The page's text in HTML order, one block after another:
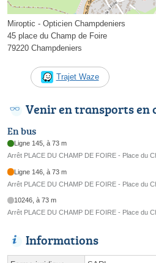
Miroptic - Opticien Champdeniers
45 place du Champ de Foire
79220 Champdeniers
Trajet Waze
Venir en transports en
En bus
Ligne 145, à 73 m
Arrêt PLACE DU CHAMP DE FOIRE - Place du
Ligne 146, à 73 m
Arrêt PLACE DU CHAMP DE FOIRE - Place du
10246, à 73 m
Arrêt PLACE DU CHAMP DE FOIRE - Place du
Informations